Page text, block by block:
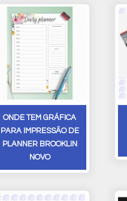
ONDE TEM GRÁFICA
PARA IMPRESSÃO DE
PLANNER BROOKLIN
NOVO